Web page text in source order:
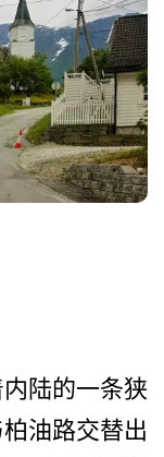
陆的一条狭
油路交替­出